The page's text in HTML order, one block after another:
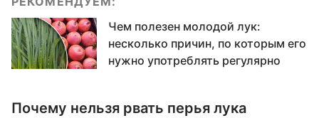
Чем полезен молодой лук:
несколько причин, по которым его
нужно употреблять регулярно
Почему нельзя рвать перья лука